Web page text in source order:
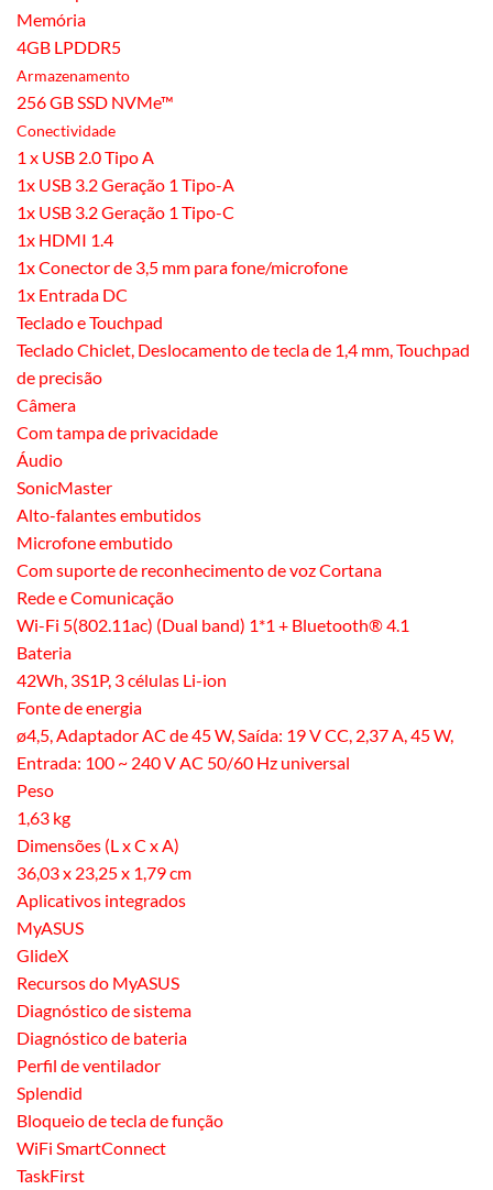
Memória
4GB LPDDR5
Armazenamento
256 GB SSD NVMe™
Conectividade
1 x USB 2.0 Tipo A
1x USB 3.2 Geração 1 Tipo-A
1x USB 3.2 Geração 1 Tipo-C
1x HDMI 1.4
1x Conector de 3,5 mm para fone/microfone
1x Entrada DC
Teclado e Touchpad
Teclado Chiclet, Deslocamento de tecla de 1,4 mm, Touchpad
de precisão
Câmera
Com tampa de privacidade
Áudio
SonicMaster
Alto-falantes embutidos
Microfone embutido
Com suporte de reconhecimento de voz Cortana
Rede e Comunicação
Wi-Fi 5(802.11ac) (Dual band) 1*1 + Bluetooth® 4.1
Bateria
42Wh, 3S1P, 3 células Li-ion
Fonte de energia
ø4,5, Adaptador AC de 45 W, Saída: 19 V CC, 2,37 A, 45 W,
Entrada: 100 ~ 240 V AC 50/60 Hz universal
Peso
1,63 kg
Dimensões (L x C x A)
36,03 x 23,25 x 1,79 cm
Aplicativos integrados
MyASUS
GlideX
Recursos do MyASUS
Diagnóstico de sistema
Diagnóstico de bateria
Perfil de ventilador
Splendid
Bloqueio de tecla de função
WiFi SmartConnect
TaskFirst